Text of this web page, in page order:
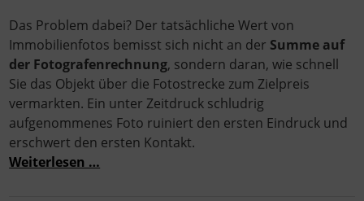
Das Problem dabei? Der tatsächliche Wert von
Immobilienfotos bemisst sich nicht an der Summe auf
der Fotografenrechnung, sondern daran, wie schnell
Sie das Objekt über die Fotostrecke zum Zielpreis
vermarkten. Ein unter Zeitdruck schludrig
aufgenommenes Foto ruiniert den ersten Eindruck und
erschwert den ersten Kontakt.
Weiterlesen …